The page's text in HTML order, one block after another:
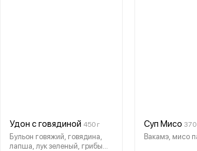
Удон с говядиной 450 г
Бульон говяжий, говядина,
лапша, лук зеленый, грибы
Суп Мисо 370
Вакамэ, мисо